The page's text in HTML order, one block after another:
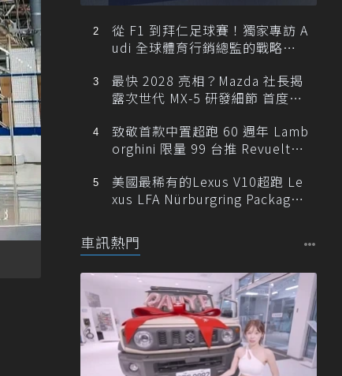
從 F1 到拜仁足球賽！獨家專訪 A
udi 全球體育行銷總監的戰略布
最快 2028 亮相？Mazda 社長揭
露次世代 MX-5 研發細節 首度支
致敬首款中置超跑 60 週年 Lamb
orghini 限量 99 台推 Revuelto
美國最稀有的Lexus V10超跑 Le
xus LFA Nürburgring Package
車訊熱門